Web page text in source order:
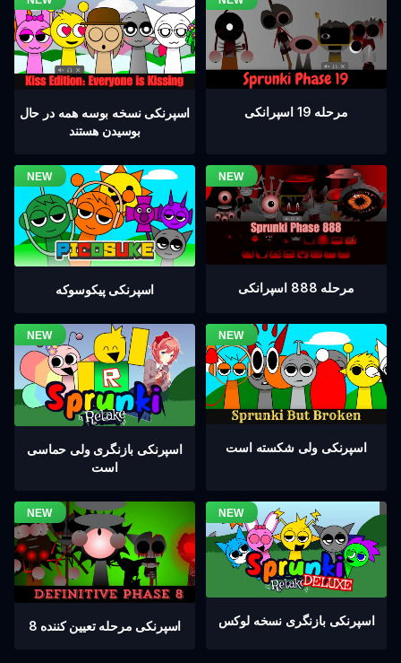
اسپرنکی نسخه بوسه همه در حال
بوسیدن هستند
مرحله 19 اسپرانکی
اسپرنکی پیکوسوکه مرحله 888 اسپرانکی
اسپرنکی بازنگری ولی حماسی
است
اسپرنکی ولی شکسته است
اسپرنکی مرحله تعیین کننده 8 اسپرنکی بازنگری نسخه لوکس